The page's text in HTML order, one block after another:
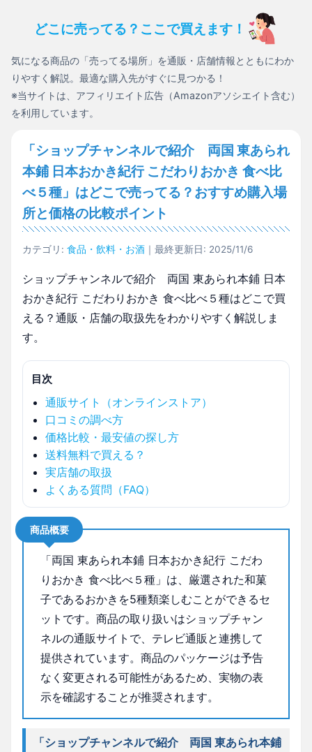
どこに売ってる？ここで買えます！
気になる商品の「売ってる場所」を通販・店舗情報とともにわか
りやすく解説。最適な購入先がすぐに見つかる！
※当サイトは、アフィリエイト広告（Amazonアソシエイト含む）
を利用しています。
「ショップチャンネルで紹介 両国 東あられ
本鋪 日本おかき紀行 こだわりおかき 食べ比
べ５種」はどこで売ってる？おすすめ購入場
所と価格の比較ポイント
カテゴリ: 食品・飲料・お酒 ｜最終更新日: 2025/11/6
ショップチャンネルで紹介 両国 東あられ本鋪 日本
おかき紀行 こだわりおかき 食べ比べ５種はどこで買
える？通販・店舗の取扱先をわかりやすく解説しま
す。
目次
通販サイト（オンラインストア）
口コミの調べ方
価格比較・最安値の探し方
送料無料で買える？
実店舗の取扱
よくある質問（FAQ）
商品概要
「両国 東あられ本鋪 日本おかき紀行 こだわ
りおかき 食べ比べ５種」は、厳選された和菓
子であるおかきを5種類楽しむことができるセ
ットです。商品の取り扱いはショップチャン
ネルの通販サイトで、テレビ通販と連携して
提供されています。商品のパッケージは予告
なく変更される可能性があるため、実物の表
示を確認することが推奨されます。
「ショップチャンネルで紹介 両国 東あられ本鋪